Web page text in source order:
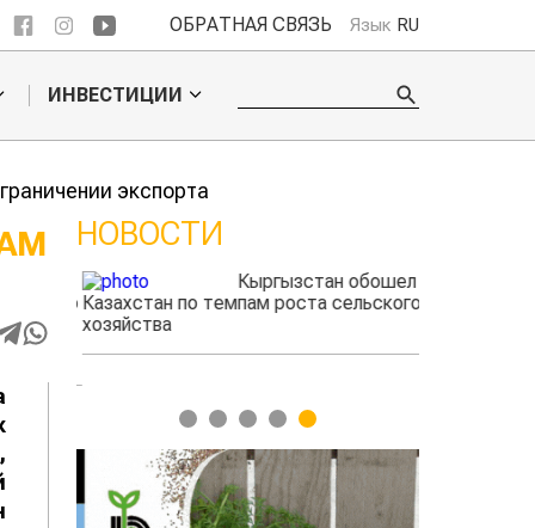
ОБРАТНАЯ СВЯЗЬ Язык RU
ИНВЕСТИЦИИ
экспорта
НОВОСТИ
Кыргызстан обошел
Казахстан по темпам роста сельского
хозяйства
фермеры
1 2 3 4 5